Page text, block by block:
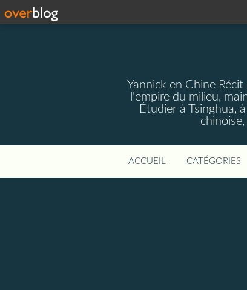
Yannick en Chine
l'empire du milieu,
Étudier à Tsinghua,
ACCUEIL CATÉGORIES